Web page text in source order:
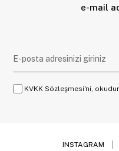
e-mail
KVKK Sözleşmesi'ni,
INSTAGRAM